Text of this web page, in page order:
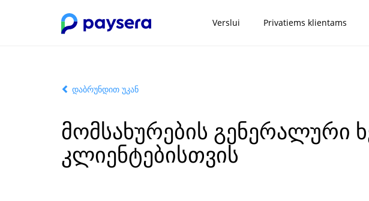
Verslui Privatiems klientams
დაბრუნდით უკან
მომსახურების გენერალური
კლიენტებისთვის